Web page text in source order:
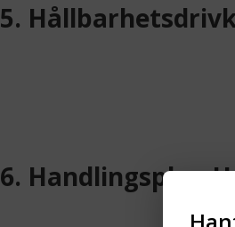
5.
6. Handlingsplan